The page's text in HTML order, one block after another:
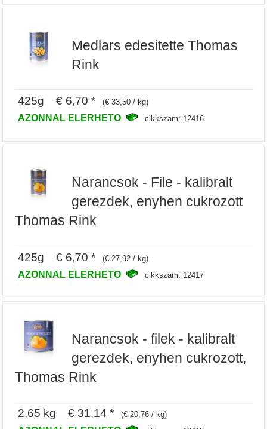
Medlars edesitette Thomas
Rink
425g € 6,70 * (€ 33,50 / kg)
AZONNAL ELERHETO cikkszam: 12416
Narancsok - File - kalibralt
gerezdek, enyhen cukrozott
Thomas Rink
425g € 6,70 * (€ 27,92 / kg)
AZONNAL ELERHETO cikkszam: 12417
Narancsok - filek - kalibralt
gerezdek, enyhen cukrozott,
Thomas Rink
2,65 kg € 31,14 * (€ 20,76 / kg)